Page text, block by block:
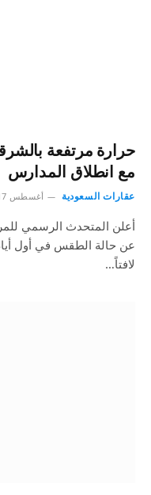
حرارة مرتفعة
مع انطلاق المدارس
عقارات السعودية أغسطس 17, 2024
أعلن المتحدث الرسمي
عن حالة الطقس في أول أيام
لافتاً…